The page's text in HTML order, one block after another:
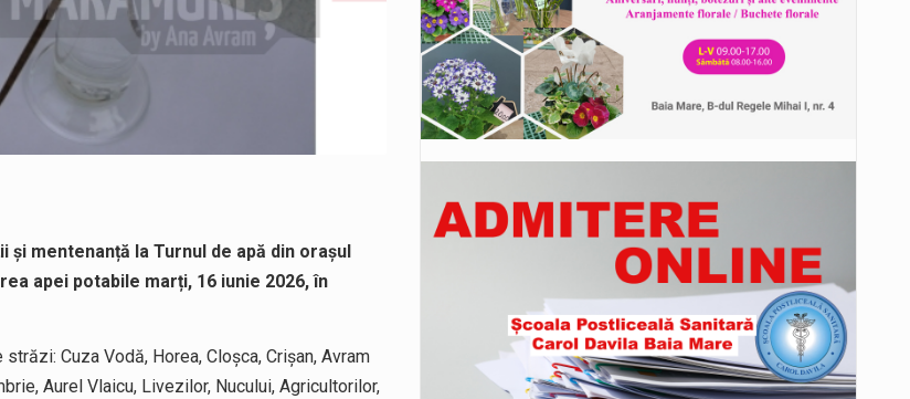
mentenanță la Turnul de apă din orașul
apei potabile marți, 16 iunie 2026, în
Cuza Vodă, Horea, Cloșca, Crișan, Avram
Aurel Vlaicu, Livezilor, Nucului, Agricultorilor,